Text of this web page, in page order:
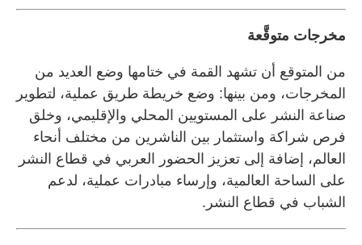
مخرجات متوقَّعة
من المتوقع أن تشهد القمة في ختامها وضع العديد من
المخرجات، ومن بينها: وضع خريطة طريق عملية، لتطوير
صناعة النشر على المستويين المحلي والإقليمي، وخلق
فرص شراكة واستثمار بين الناشرين من مختلف أنحاء
العالم، إضافة إلى تعزيز الحضور العربي في قطاع النشر
على الساحة العالمية، وإرساء مبادرات عملية، لدعم
الشباب في قطاع النشر.